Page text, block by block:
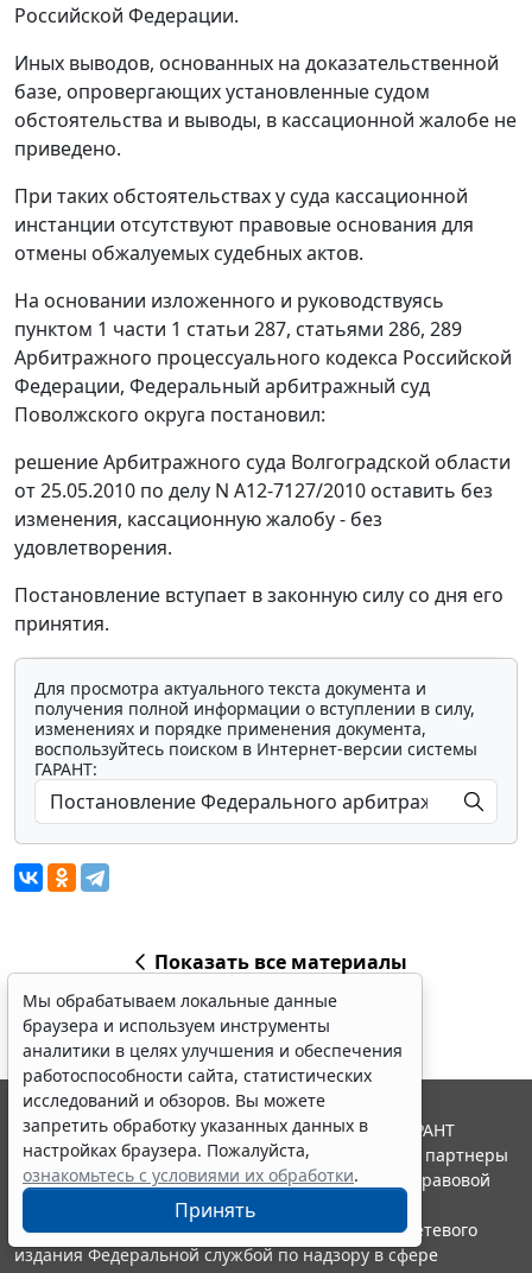
Российской Федерации.
Иных выводов, основанных на доказательственной
базе, опровергающих установленные судом
обстоятельства и выводы, в кассационной жалобе не
приведено.
При таких обстоятельствах у суда кассационной
инстанции отсутствуют правовые основания для
отмены обжалуемых судебных актов.
На основании изложенного и руководствуясь
пунктом 1 части 1 статьи 287, статьями 286, 289
Арбитражного процессуального кодекса Российской
Федерации, Федеральный арбитражный суд
Поволжского округа постановил:
решение Арбитражного суда Волгоградской области
от 25.05.2010 по делу N А12-7127/2010 оставить без
изменения, кассационную жалобу - без
удовлетворения.
Постановление вступает в законную силу со дня его
принятия.
Для просмотра актуального текста документа и
получения полной информации о вступлении в силу,
изменениях и порядке применения документа,
воспользуйтесь поиском в Интернет-версии системы
ГАРАНТ:
Показать все материалы
Мы обрабатываем локальные данные
браузера и используем инструменты
аналитики в целях улучшения и обеспечения
работоспособности сайта, статистических
исследований и обзоров. Вы можете
запретить обработку указанных данных в
настройках браузера. Пожалуйста,
ознакомьтесь с условиями их обработки.
Принять
© ООО "НПП "ГАРАНТ-СЕРВИС", 2026. Система ГАРАНТ
выпускается с 1990 года. Компания "Гарант" и ее партнеры
являются участниками Российской ассоциации правовой
информации ГАРАНТ.
Портал ГАРАНТ.РУ зарегистрирован в качестве сетевого
издания Федеральной службой по надзору в сфере